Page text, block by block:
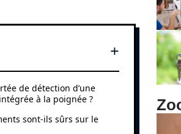
de détection d’une
à la poignée ?
sont-ils sûrs sur le